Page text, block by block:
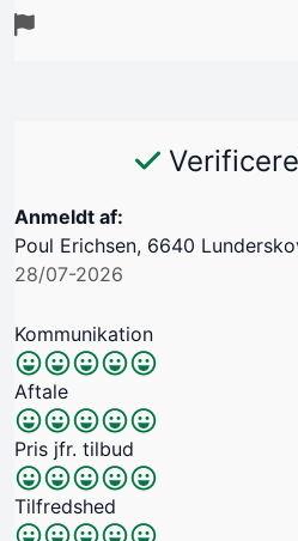
Anmeldt af:
Poul Erichsen, 6640
28/07-2026
Kommunikation
Aftale
Pris jfr. tilbud
Tilfredshed